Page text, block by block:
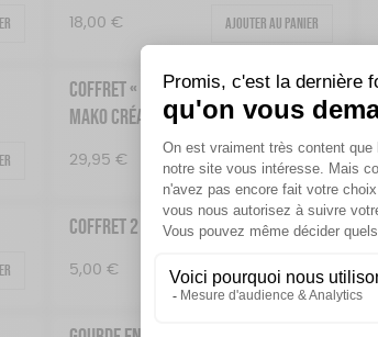
18,00 € Ajouter au panier
COFFRET « MA CRÈCHE DE NOËL » –
MAKO CRÉATIONS
29,95 € Ajouter au panier
COFFRET 2 BOUGIES FRATERNELLES
5,00 € Ajouter au panier